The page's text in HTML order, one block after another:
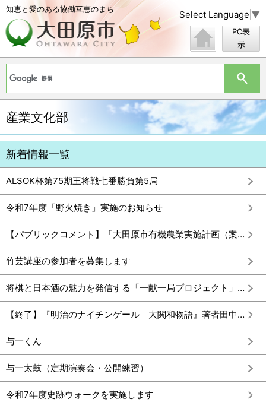
知恵と愛のある協働互恵のまち Select Language ▼
PC表
示
産業文化部
新着情報一覧
ALSOK杯第75期王将戦七番勝負第5局
令和7年度「野火焼き」実施のお知らせ
【パブリックコメント】「大田原市有機農業実施計画（案）」に対する意見募集の実施結果
竹芸講座の参加者を募集します
将棋と日本酒の魅力を発信する「一献一局プロジェクト」第2弾
【終了】『明治のナイチンゲール 大関和物語』著者田中ひかるさん講演会
与一くん
与一太鼓（定期演奏会・公開練習）
令和7年度史跡ウォークを実施します